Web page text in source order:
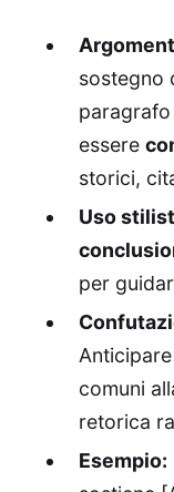
sostegno
essere
storici,
Uso
per
comuni
retorica
Esempio: